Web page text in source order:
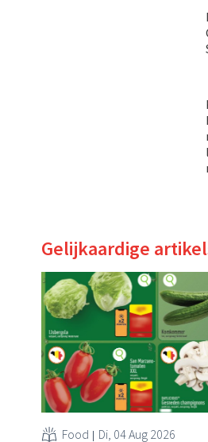
Gelijkaardige
Food Di, 04 Aug 2026